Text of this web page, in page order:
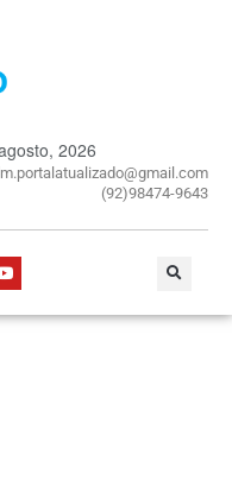
2026
(92)98474-9643